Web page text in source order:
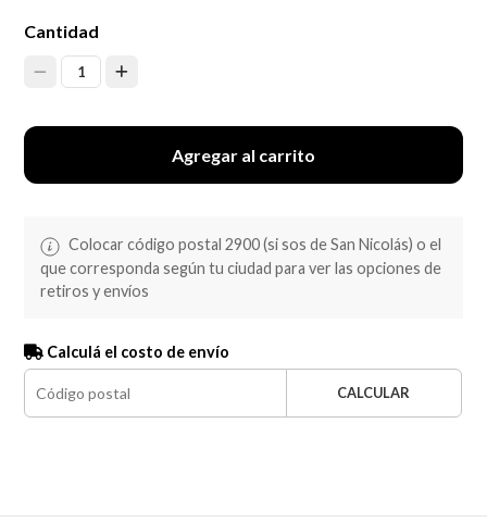
Cantidad
1
Agregar al carrito
Colocar código postal 2900 (si sos de San Nicolás) o el
que corresponda según tu ciudad para ver las opciones de
retiros y envíos
Calculá el costo de envío
CALCULAR